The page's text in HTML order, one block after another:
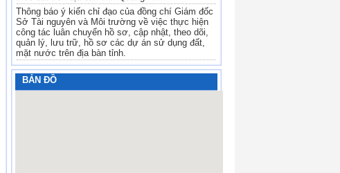
Thông báo ý kiến chỉ đạo của đồng chí Giám đốc
Sở Tài nguyên và Môi trường về việc thực hiện
công tác luân chuyển hồ sơ, cập nhật, theo dõi,
quản lý, lưu trữ, hồ sơ các dự án sử dụng đất,
mặt nước trên địa bàn tỉnh.
BẢN ĐỒ